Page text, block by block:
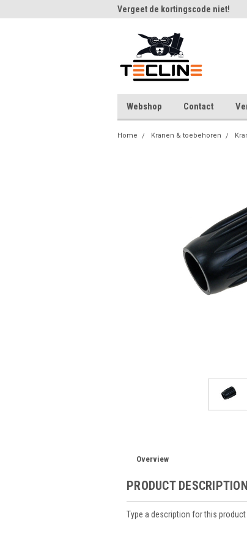
Vergeet de kortingscode niet!
Webshop Contact
Home Kranen & toebehoren
Overview
PRODUCT DESCRIPTION
Type a description for this product